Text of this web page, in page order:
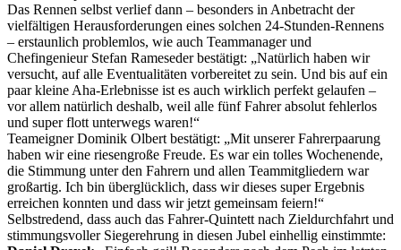
Das Rennen selbst verlief dann – besonders in Anbetracht der
vielfältigen Herausforderungen eines solchen 24-Stunden-Rennens
– erstaunlich problemlos, wie auch Teammanager und
Chefingenieur Stefan Rameseder bestätigt: „Natürlich haben wir
versucht, auf alle Eventualitäten vorbereitet zu sein. Und bis auf ein
paar kleine Aha-Erlebnisse ist es auch wirklich perfekt gelaufen –
vor allem natürlich deshalb, weil alle fünf Fahrer absolut fehlerlos
und super flott unterwegs waren!“
Teameigner Dominik Olbert bestätigt: „Mit unserer Fahrerpaarung
haben wir eine riesengroße Freude. Es war ein tolles Wochenende,
die Stimmung unter den Fahrern und allen Teammitgliedern war
großartig. Ich bin überglücklich, dass wir dieses super Ergebnis
erreichen konnten und dass wir jetzt gemeinsam feiern!“
Selbstredend, dass auch das Fahrer-Quintett nach Zieldurchfahrt und
stimmungsvoller Siegerehrung in diesen Jubel einhellig einstimmte: